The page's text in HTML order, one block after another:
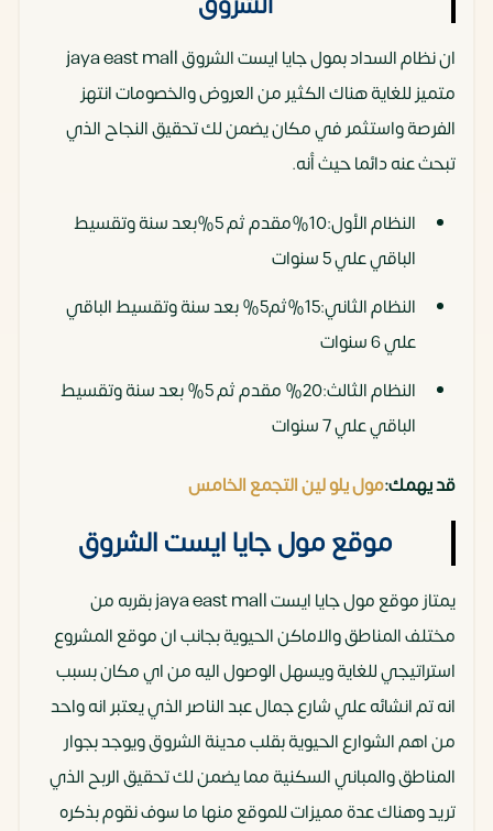
ان نظام السداد بمول جايا ايست الشروق jaya east mall
متميز للغاية هناك الكثير من العروض والخصومات انتهز
الفرصة واستثمر في مكان يضمن لك تحقيق النجاح الذي
تبحث عنه دائما حيث أنه.
النظام الأول:10%مقدم ثم 5%بعد سنة وتقسيط
الباقي علي 5 سنوات
النظام الثاني:15%ثم5% بعد سنة وتقسيط الباقي
علي 6 سنوات
النظام الثالث:20% مقدم ثم 5% بعد سنة وتقسيط
الباقي علي 7 سنوات
قد يهمك:مول يلو لين التجمع الخامس
موقع مول جايا ايست الشروق
يمتاز موقع مول جايا ايست jaya east mall بقربه من
مختلف المناطق والاماكن الحيوية بجانب ان موقع المشروع
استراتيجي للغاية ويسهل الوصول اليه من اي مكان بسبب
انه تم انشائه علي شارع جمال عبد الناصر الذي يعتبر انه واحد
من اهم الشوارع الحيوية بقلب مدينة الشروق ويوجد بجوار
المناطق والمباني السكنية مما يضمن لك تحقيق الربح الذي
تريد وهناك عدة مميزات للموقع منها ما سوف نقوم بذكره